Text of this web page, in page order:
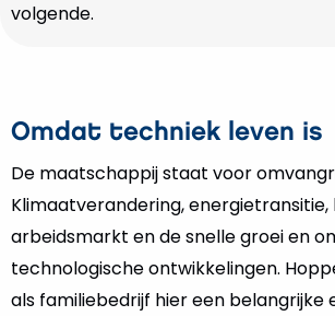
volgende.
Omdat techniek leven is
De maatschappij staat voor
Klimaatverandering,
arbeidsmarkt en de snelle groei en
technologische ontwikkelingen.
als familiebedrijf hier een belangrijke